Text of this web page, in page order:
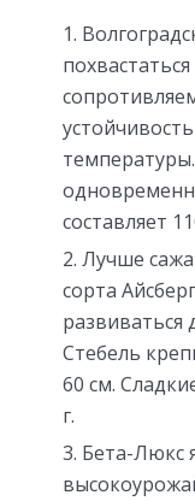
составляет
Лучше
сорта
развиваться
Стебель
60 см.
г.
Бета-Люкс